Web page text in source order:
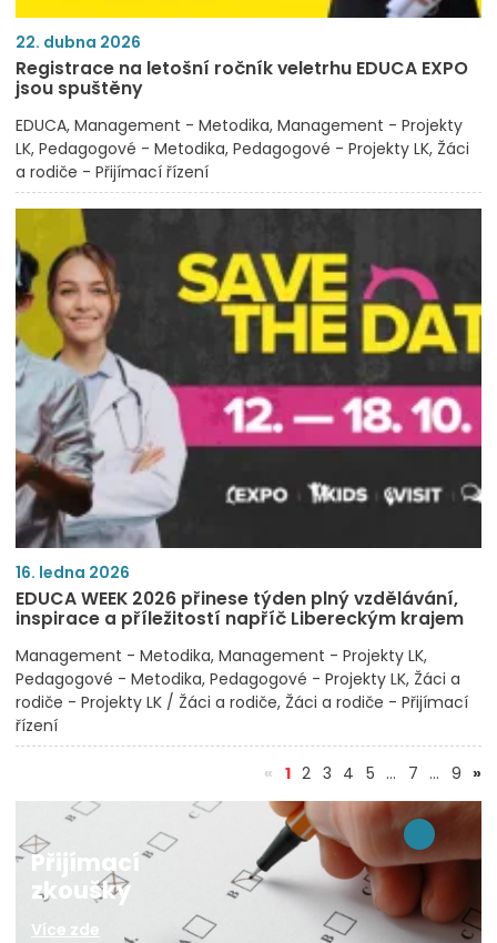
22. dubna 2026
Registrace na letošní ročník veletrhu EDUCA EXPO
jsou spuštěny
EDUCA Management - Metodika Management - Projekty
LK Pedagogové - Metodika Pedagogové - Projekty LK Žáci
a rodiče - Přijímací řízení
16. ledna 2026
EDUCA WEEK 2026 přinese týden plný vzdělávání,
inspirace a příležitostí napříč Libereckým krajem
Management - Metodika Management - Projekty LK
Pedagogové - Metodika Pedagogové - Projekty LK Žáci a
rodiče - Projekty LK / Žáci a rodiče Žáci a rodiče - Přijímací
řízení
« 1(aktuální)
2 3 4 5 … 7 … 9 »
Přijímací
zkoušky
Více zde